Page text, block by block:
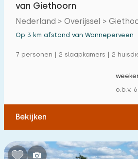
van Giethoorn
Nederland > Overijssel >
Op 3 km afstand van Wanneperveen
7 personen | 2 slaapkamers | 2
o.b.v.
Bekijken